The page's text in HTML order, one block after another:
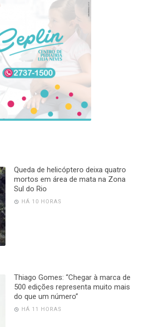
Queda de helicóptero deixa quatro
mortos em área de mata na Zona
Sul do Rio
HÁ 10 HORAS
Thiago Gomes: “Chegar à marca de
500 edições representa muito mais
do que um número”
HÁ 11 HORAS